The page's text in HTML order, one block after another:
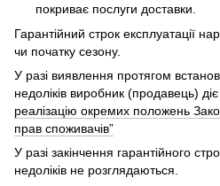
покриває послуги доставки.
Гарантійний строк експлуатації
чи початку сезону.
У разі виявлення протягом
недоліків виробник (продавець) діє
реалізацію окремих положень
прав споживачів”
У разі закінчення гарантійного
недоліків не розглядаються.